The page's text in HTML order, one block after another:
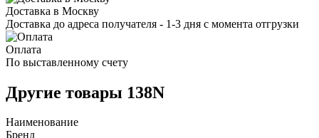
Доставка в Москву
Доставка до адреса получателя - 1-3 дня с момента отгрузки
Оплата
По выставленному счету
Другие товары 138N
Наименование
Бренд